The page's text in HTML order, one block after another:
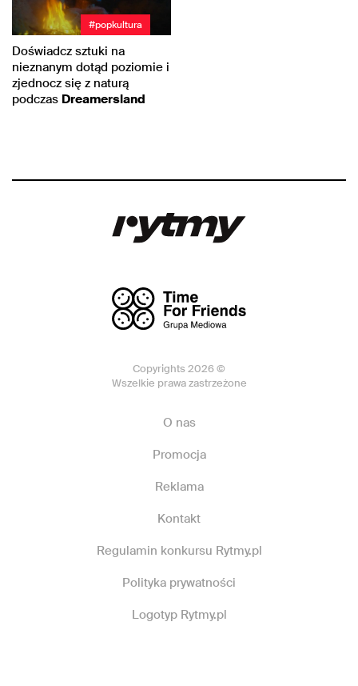
#popkultura
Doświadcz sztuki na
nieznanym dotąd poziomie i
zjednocz się z naturą
podczas Dreamersland
Copyrights 2026 ©
Wszelkie prawa zastrzeżone
O nas
Promocja
Reklama
Kontakt
Regulamin konkursu Rytmy.pl
Polityka prywatności
Logotyp Rytmy.pl